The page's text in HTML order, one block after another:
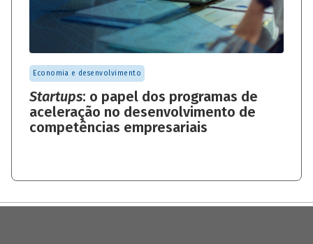
Economia e desenvolvimento
Startups: o papel dos programas de
aceleração no desenvolvimento de
competências empresariais